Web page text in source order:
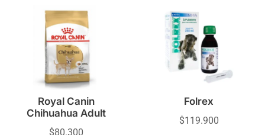
Royal Canin
Chihuahua Adult
$80.300
Folrex
$119.900